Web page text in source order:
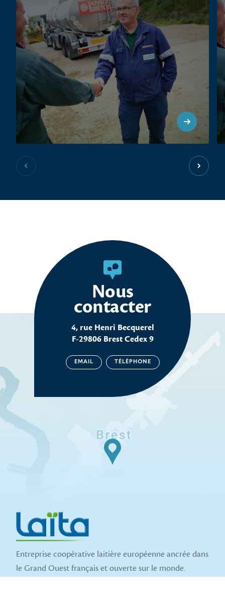
Slide précédente Slide
Nous
contacter
4, rue Henri Becquerel
F-29806 Brest Cedex 9
EMAIL TÉLÉPHONE
Entreprise coopérative laitière européenne ancrée dans
le Grand Ouest français et ouverte sur le monde.